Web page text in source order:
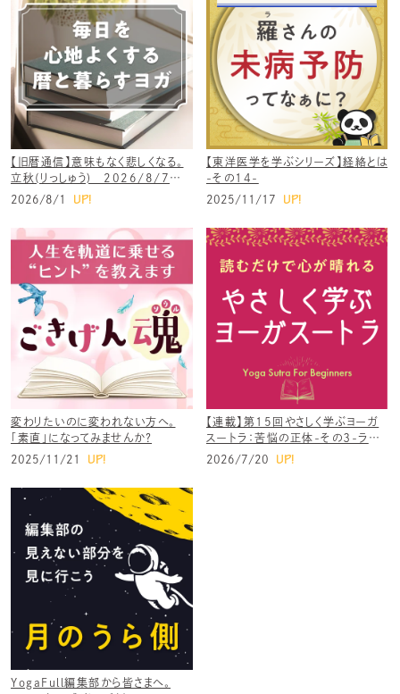
【旧暦通信】意味もなく悲しくなる。
立秋(りっしゅう) 2026/8/7～
8/22頃の過ごし方
2026/8/1 UP!
【東洋医学を学ぶシリーズ】経絡とは
-その14-
2025/11/17
UP!
変わりたいのに変われない方へ。
「素直」になってみませんか？
2025/11/21
UP!
【連載】第15回やさしく学ぶヨーガ
スートラ：苦悩の正体-その３-ラー
ガ：欲望/その４－ドゥヴェーシャ：嫌
2026/7/20 UP!
YogaFull編集部から皆さまへ。